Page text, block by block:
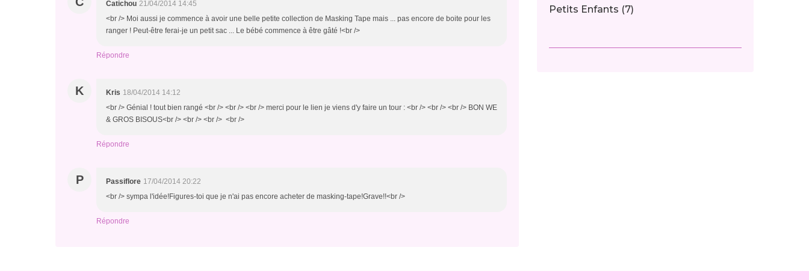
Catichou 21/04/2014 14:45
<br /> Moi aussi je commence à avoir une belle petite collection de Masking Tape mais ... pas encore de boite pour les
ranger ! Peut-être ferai-je un petit sac ... Le bébé commence à être gâté !<br />
Répondre
K Kris 18/04/2014 14:12
<br /> Génial ! tout bien rangé <br /> <br /> <br /> merci pour le lien je viens d'y faire un tour : <br /> <br /> <br /> BON WE
& GROS BISOUS<br /> <br /> <br /> <br />
Répondre
P Passiflore 17/04/2014 20:22
<br /> sympa l'idée!Figures-toi que je n'ai pas encore acheter de masking-tape!Grave!!<br />
Répondre
Petits Enfants (7)